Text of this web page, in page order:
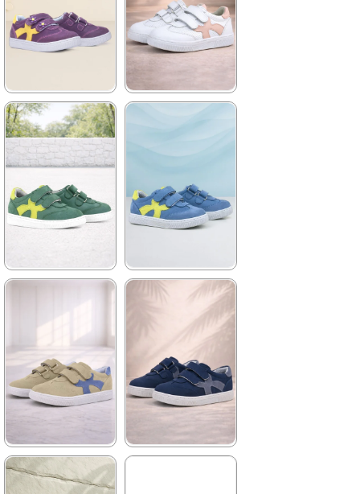
%42İndirim
Ücretsiz
%42İndirim
Ücretsiz
Kargo
★ ★ ★ ★ ★
1.899,90 ₺
3.249,90 ₺
%42İndirim
Ücretsiz
Kargo
★
%42İndirim
Ücretsiz
Kargo
%42İndirim
Ücretsiz
Kargo
★ ★ ★
1.579,90 ₺
%42İndirim
Ücretsiz
Kargo
★ ★ ★